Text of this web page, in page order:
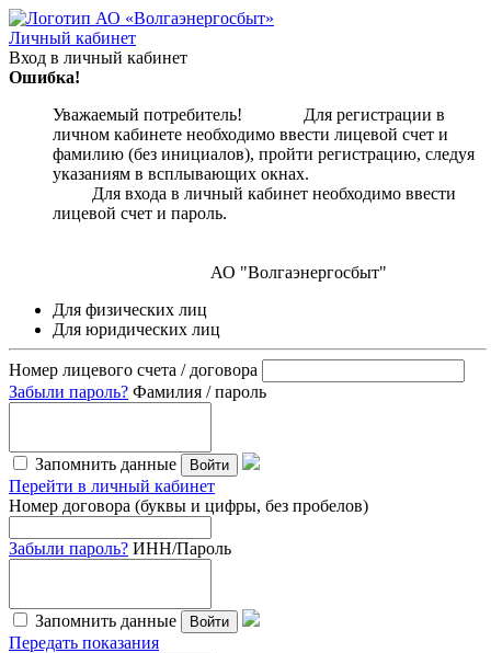
Личный кабинет
Вход в личный кабинет
Ошибка!
Уважаемый потребитель! Для регистрации в
личном кабинете необходимо ввести лицевой счет и
фамилию (без инициалов), пройти регистрацию, следуя
указаниям в всплывающих окнах.
Для входа в личный кабинет необходимо ввести
лицевой счет и пароль.
АО "Волгаэнергосбыт"
Для физических лиц
Для юридических лиц
Номер лицевого счета / договора
Забыли пароль? Фамилия / пароль
Запомнить данные Войти
Перейти в личный кабинет
Номер договора (буквы и цифры, без пробелов)
Забыли пароль? ИНН/Пароль
Запомнить данные Войти
Передать показания